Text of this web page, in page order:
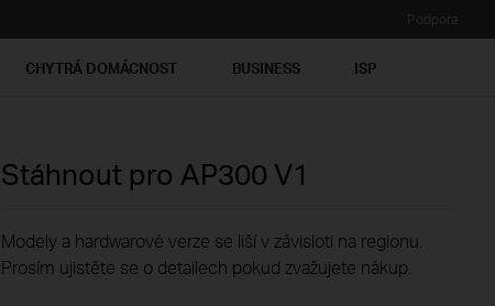
CHYTRÁ DOMÁCNOST BUSINESS ISP
Stáhnout pro AP300 V1
Modely a hardwarové verze se liší v závisloti na regionu.
Prosím ujistěte se o detailech pokud zvažujete nákup.